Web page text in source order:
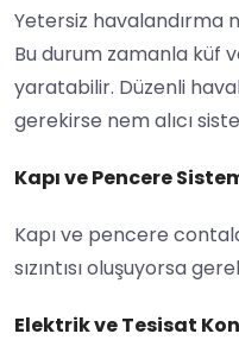
Yetersiz havalandırma
Bu durum zamanla küf
yaratabilir. Düzenli
gerekirse nem alıcı
Kapı ve Pencere
Kapı ve pencere
sızıntısı oluşuyorsa
Elektrik ve Tesisat